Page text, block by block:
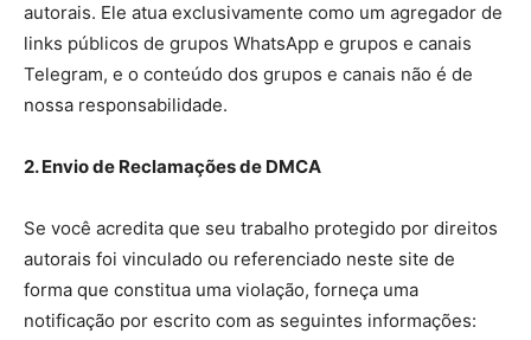
autorais. Ele atua exclusivamente como um agregador de
links públicos de grupos WhatsApp e grupos e canais
Telegram, e o conteúdo dos grupos e canais não é de
nossa responsabilidade.
2. Envio de Reclamações de DMCA
Se você acredita que seu trabalho protegido por direitos
autorais foi vinculado ou referenciado neste site de
forma que constitua uma violação, forneça uma
notificação por escrito com as seguintes informações: